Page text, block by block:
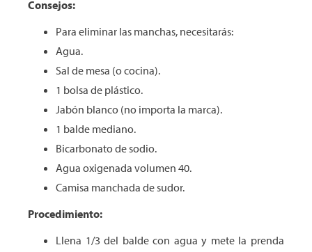
Consejos:
Para eliminar las manchas, necesitarás:
Agua.
Sal de mesa (o cocina).
1 bolsa de plástico.
Jabón blanco (no importa la marca).
1 balde mediano.
Bicarbonato de sodio.
Agua oxigenada volumen 40.
Camisa manchada de sudor.
Procedimiento:
Llena 1/3 del balde con agua y mete la prenda